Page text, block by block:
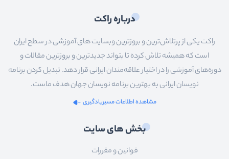
درباره راکت
راکت یکی از پرتلاش‌ترین و بروزترین وبسایت های آموزشی در سطح ایران
است که همیشه تلاش کرده تا بتواند جدیدترین و بروزترین مقالات و
دوره‌های آموزشی را در اختیار علاقه‌مندان ایرانی قرار دهد. تبدیل کردن برنامه
نویسان ایرانی به بهترین برنامه نویسان جهان هدف ماست.
مشاهده اطلاعات مسیریادگیری
بخش های سایت
قوانین و مقررات